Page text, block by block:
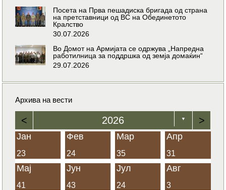
Посета на Прва пешадиска бригада од страна
на претставници од ВС на Обединетото
Кралство
30.07.2026
Во Домот на Армијата се одржува „Напредна
работилница за поддршка од земја домаќин“
29.07.2026
Архива на вести
< 2026 ▼ >
Јан
23
Фев
24
Мар
35
Апр
31
Мај
41
Јун
43
Јул
24
Авг
3